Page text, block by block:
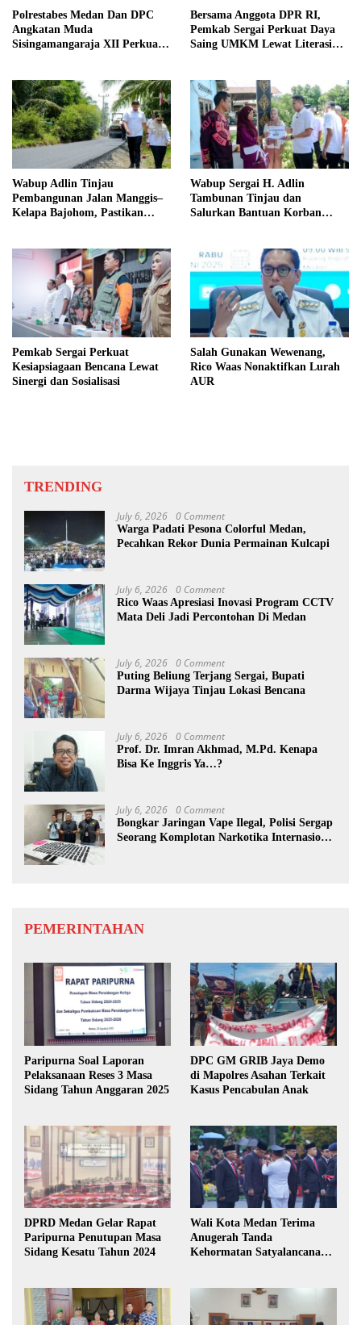
Polrestabes Medan Dan DPC
Angkatan Muda
Sisingamangaraja XII Perkuat
Bersama Anggota DPR RI,
Pemkab Sergai Perkuat Daya
Saing UMKM Lewat Literasi
Wabup Adlin Tinjau
Pembangunan Jalan Manggis–
Kelapa Bajohom, Pastikan
Wabup Sergai H. Adlin
Tambunan Tinjau dan
Salurkan Bantuan Korban
Pemkab Sergai Perkuat
Kesiapsiagaan Bencana Lewat
Sinergi dan Sosialisasi
Salah Gunakan Wewenang,
Rico Waas Nonaktifkan Lurah
AUR
TRENDING
July 6, 2026 0 Comment
Warga Padati Pesona Colorful Medan,
Pecahkan Rekor Dunia Permainan Kulcapi
July 6, 2026 0 Comment
Rico Waas Apresiasi Inovasi Program CCTV
Mata Deli Jadi Percontohan Di Medan
July 6, 2026 0 Comment
Puting Beliung Terjang Sergai, Bupati
Darma Wijaya Tinjau Lokasi Bencana
July 6, 2026 0 Comment
Prof. Dr. Imran Akhmad, M.Pd. Kenapa
Bisa Ke Inggris Ya…?
July 6, 2026 0 Comment
Bongkar Jaringan Vape Ilegal, Polisi Sergap
Seorang Komplotan Narkotika Internasional
PEMERINTAHAN
Paripurna Soal Laporan
Pelaksanaan Reses 3 Masa
Sidang Tahun Anggaran 2025
DPC GM GRIB Jaya Demo
di Mapolres Asahan Terkait
Kasus Pencabulan Anak
DPRD Medan Gelar Rapat
Paripurna Penutupan Masa
Sidang Kesatu Tahun 2024
Wali Kota Medan Terima
Anugerah Tanda
Kehormatan Satyalancana